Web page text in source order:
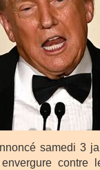
samedi 3
contre